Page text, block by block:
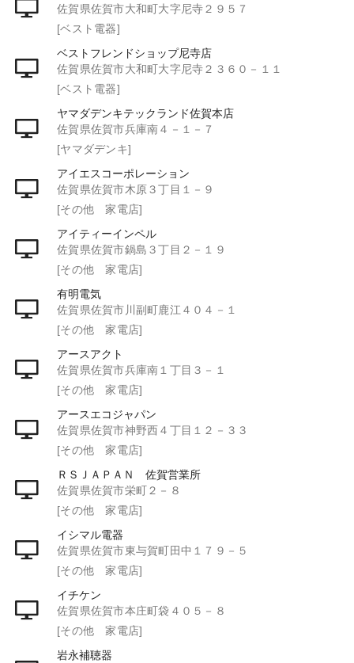
佐賀県佐賀市大和町大字尼寺２９５７
[ベスト電器]
ベストフレンドショップ尼寺店
佐賀県佐賀市大和町大字尼寺２３６０－１１
[ベスト電器]
ヤマダデンキテックランド佐賀本店
佐賀県佐賀市兵庫南４－１－７
[ヤマダデンキ]
アイエスコーポレーション
佐賀県佐賀市木原３丁目１－９
[その他 家電店]
アイティーインペル
佐賀県佐賀市鍋島３丁目２－１９
[その他 家電店]
有明電気
佐賀県佐賀市川副町鹿江４０４－１
[その他 家電店]
アースアクト
佐賀県佐賀市兵庫南１丁目３－１
[その他 家電店]
アースエコジャパン
佐賀県佐賀市神野西４丁目１２－３３
[その他 家電店]
ＲＳＪＡＰＡＮ 佐賀営業所
佐賀県佐賀市栄町２－８
[その他 家電店]
イシマル電器
佐賀県佐賀市東与賀町田中１７９－５
[その他 家電店]
イチケン
佐賀県佐賀市本庄町袋４０５－８
[その他 家電店]
岩永補聴器